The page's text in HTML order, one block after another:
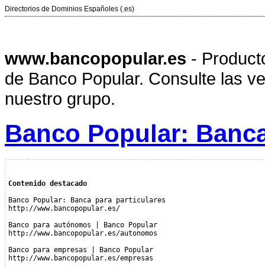
Directorios de Dominios Españoles (.es)
www.bancopopular.es -
de Banco Popular. Consulte las
nuestro grupo.
Banco Popular:
Contenido destacado
Banco Popular: Banca para particulares
http://www.bancopopular.es/
Banco para autónomos | Banco Popular
http://www.bancopopular.es/autonomos
Banco para empresas | Banco Popular
http://www.bancopopular.es/empresas